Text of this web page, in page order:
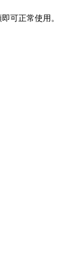
可正常使用。